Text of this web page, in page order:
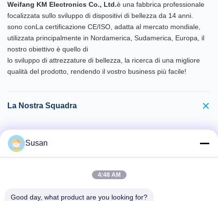
Weifang KM Electronics Co., Ltd.è una fabbrica professionale
focalizzata sullo sviluppo di dispositivi di bellezza da 14 anni.
sono conLa certificazione CE/ISO, adatta al mercato mondiale,
utilizzata principalmente in Nordamerica, Sudamerica, Europa, il
nostro obiettivo è quello di
lo sviluppo di attrezzature di bellezza, la ricerca di una migliore
qualità del prodotto, rendendo il vostro business più facile!
La Nostra Squadra
Certificati autorizzati
* TUV medicale CE approvato standard 93/42/CEE, MDSAP
l'ispezione della linea di produzione.
laser 755 808 1064nm Titanio depilazione macchina macchina
Susan
4:48 AM
Good day, what product are you looking for?